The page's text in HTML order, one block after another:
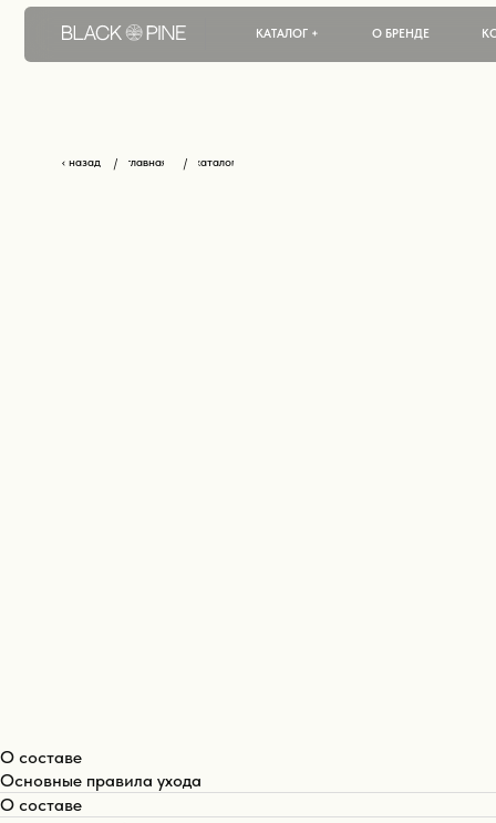
КАТАЛОГ + О БРЕНДЕ КОНТАКТЫ
О составе
Основные правила ухода
О составе